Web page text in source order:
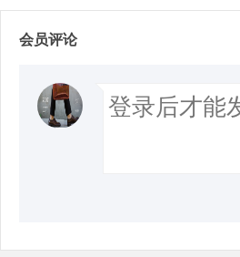
会员评论